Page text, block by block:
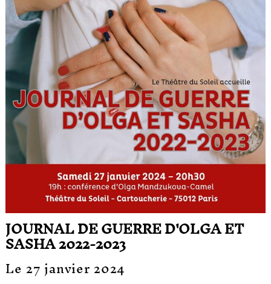
JOURNAL DE GUERRE D'OLGA ET
SASHA 2022-2023
Le 27 janvier 2024